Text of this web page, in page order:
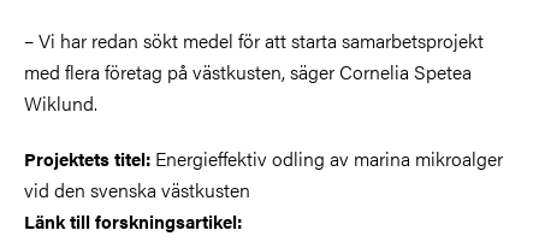
– Vi har redan sökt medel för att starta samarbetsprojekt
med flera företag på västkusten, säger Cornelia Spetea
Wiklund.
Projektets titel: Energieffektiv odling av marina mikroalger
vid den svenska västkusten
Länk till forskningsartikel: